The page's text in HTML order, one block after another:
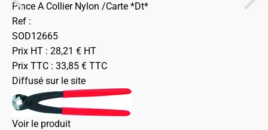
Pince A Collier Nylon /Carte *Dt*
Ref :
SOD12665
Prix HT : 28,21 € HT
Prix TTC : 33,85 € TTC
Diffusé sur le site
Voir le produit